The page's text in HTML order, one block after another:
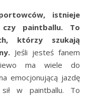
istnieje
paintballu. To
którzy szukają
Jeśli jesteś fanem
ma wiele do
emocjonującą jazdę
w paintballu. To